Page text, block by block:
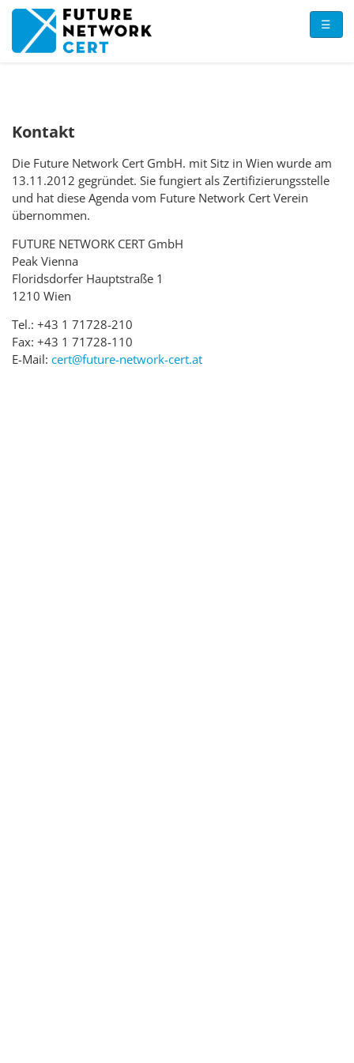
☰
Kontakt
Die Future Network Cert GmbH. mit Sitz in Wien wurde am
13.11.2012 gegründet. Sie fungiert als Zertifizierungsstelle
und hat diese Agenda vom Future Network Cert Verein
übernommen.
FUTURE NETWORK CERT GmbH
Peak Vienna
Floridsdorfer Hauptstraße 1
1210 Wien
Tel.: +43 1 71728-210
Fax: +43 1 71728-110
E-Mail: cert@future-network-cert.at